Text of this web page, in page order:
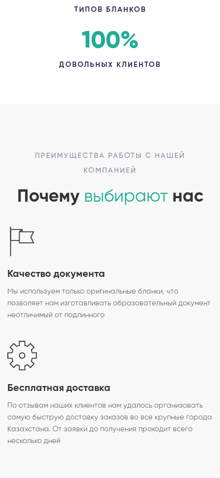
ТИПОВ БЛАНКОВ
100%
ДОВОЛЬНЫХ КЛИЕНТОВ
ПРЕИМУЩЕСТВА РАБОТЫ С НАШЕЙ
КОМПАНИЕЙ
Почему выбираютнас
Качество документа
Мы используем только оригинальные бланки, что
позволяет нам изготавливать образовательный документ
неотличимый от подлинного
Бесплатная доставка
По отзывам наших клиентов нам удалось организовать
самую быструю доставку заказов во все крупные города
Казахстана. От заявки до получения проходит всего
несколько дней